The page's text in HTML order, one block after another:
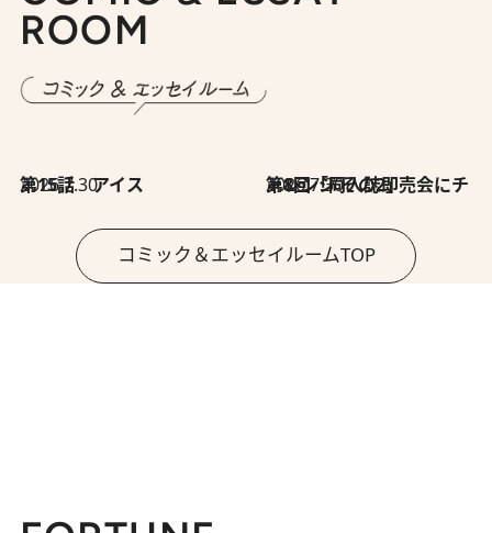
ROOM
2026.7.30
第15話 アイス 2026.7.30
第8回「同人誌即売会にチャレンジ その2」
コミック＆エッセイルームTOP